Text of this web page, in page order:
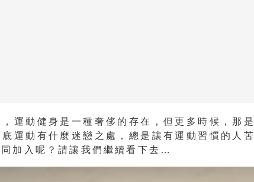
運動健身是一種奢侈的存在，但更多時候，那是
運動有什麼迷戀之處，總是讓有運動習慣的人苦
加入呢？請讓我們繼續看下去…